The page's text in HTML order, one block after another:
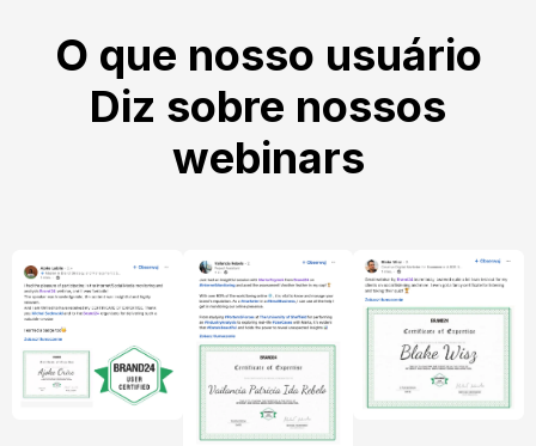
O que nosso usuário
Diz sobre nossos
webinars